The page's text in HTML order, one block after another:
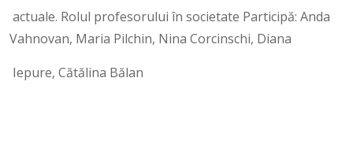
actuale. Rolul profesorului în societate Participă: Anda
Vahnovan, Maria Pilchin, Nina Corcinschi, Diana
Iepure, Cătălina Bălan